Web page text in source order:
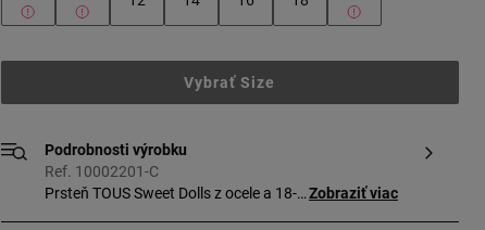
Vybrať Size
Podrobnosti výrobku
Ref. 10002201-C
Prsteň TOUS Sweet Dolls z ocele a 18-
Zobraziť viac